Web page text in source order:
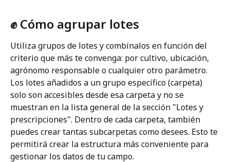
✊ Cómo agrupar lotes
Utiliza grupos de lotes y combínalos en función del
criterio que más te convenga: por cultivo, ubicación,
agrónomo responsable o cualquier otro parámetro.
Los lotes añadidos a un grupo específico (carpeta)
solo son accesibles desde esa carpeta y no se
muestran en la lista general de la sección "Lotes y
prescripciones". Dentro de cada carpeta, también
puedes crear tantas subcarpetas como desees. Esto te
permitirá crear la estructura más conveniente para
gestionar los datos de tu campo.